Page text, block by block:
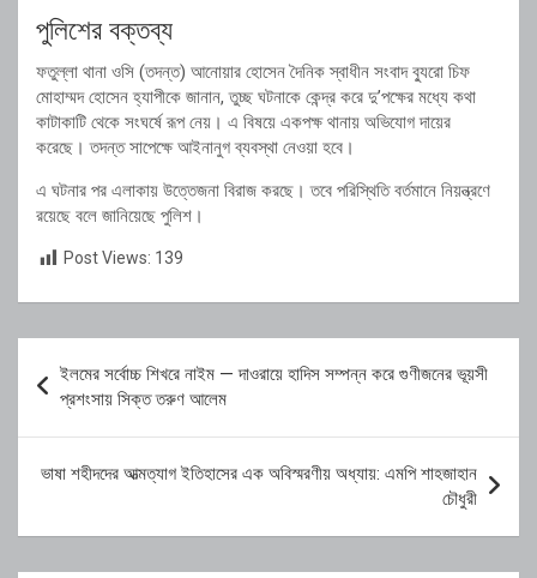
পুলিশের বক্তব্য
ফতুল্লা থানা ওসি (তদন্ত) আনোয়ার হোসেন দৈনিক স্বাধীন সংবাদ ব্যুরো চিফ
মোহাম্মদ হোসেন হ্যাপীকে জানান, তুচ্ছ ঘটনাকে কেন্দ্র করে দু’পক্ষের মধ্যে কথা
কাটাকাটি থেকে সংঘর্ষে রূপ নেয়। এ বিষয়ে একপক্ষ থানায় অভিযোগ দায়ের
করেছে। তদন্ত সাপেক্ষে আইনানুগ ব্যবস্থা নেওয়া হবে।
এ ঘটনার পর এলাকায় উত্তেজনা বিরাজ করছে। তবে পরিস্থিতি বর্তমানে নিয়ন্ত্রণে
রয়েছে বলে জানিয়েছে পুলিশ।
Post Views: 139
navigation
ইলমের সর্বোচ্চ শিখরে নাইম — দাওরায়ে হাদিস সম্পন্ন করে গুণীজনের ভূয়সী
প্রশংসায় সিক্ত তরুণ আলেম
ভাষা শহীদদের আত্মত্যাগ ইতিহাসের এক অবিস্মরণীয় অধ্যায়: এমপি শাহজাহান
চৌধুরী